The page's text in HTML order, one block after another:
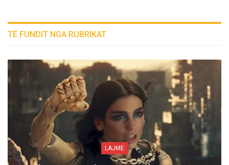
TË FUNDIT NGA RUBRIKAT
LAJME